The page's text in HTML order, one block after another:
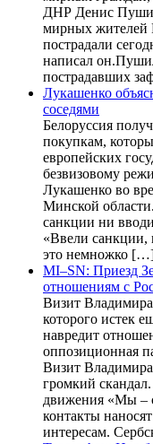
ДНР Денис
мирных жителей
пострадали
написал
пострадавших
Лукашенко
соседями
Белоруссия
покупкам,
европейских
безвизовому
Лукашенко во
Минской
санкции ни
«Ввели санкции,
это немножко
MI–SN: Приезд
отношениям с
Визит Владимира
которого истек
навредит
оппозиционная
Визит Владимира
громкий
движения «Мы –
контакты
интересам.